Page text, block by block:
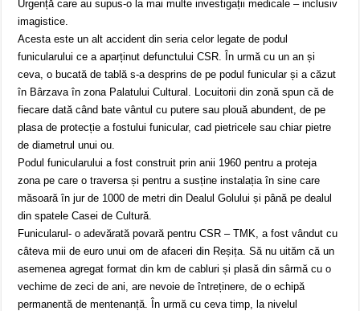
Urgență care au supus-o la mai multe investigații medicale – inclusiv
imagistice.
Acesta este un alt accident din seria celor legate de podul
funicularului ce a aparținut defunctului CSR. În urmă cu un an și
ceva, o bucată de tablă s-a desprins de pe podul funicular și a căzut
în Bârzava în zona Palatului Cultural. Locuitorii din zonă spun că de
fiecare dată când bate vântul cu putere sau plouă abundent, de pe
plasa de protecție a fostului funicular, cad pietricele sau chiar pietre
de diametrul unui ou.
Podul funicularului a fost construit prin anii 1960 pentru a proteja
zona pe care o traversa și pentru a susține instalația în sine care
măsoară în jur de 1000 de metri din Dealul Golului și până pe dealul
din spatele Casei de Cultură.
Funicularul- o adevărată povară pentru CSR – TMK, a fost vândut cu
câteva mii de euro unui om de afaceri din Reșița. Să nu uităm că un
asemenea agregat format din km de cabluri și plasă din sârmă cu o
vechime de zeci de ani, are nevoie de întreținere, de o echipă
permanentă de mentenanță. În urmă cu ceva timp, la nivelul